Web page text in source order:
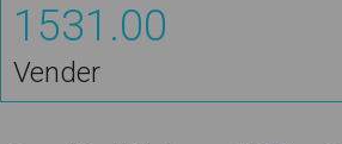
1531.00
Vender